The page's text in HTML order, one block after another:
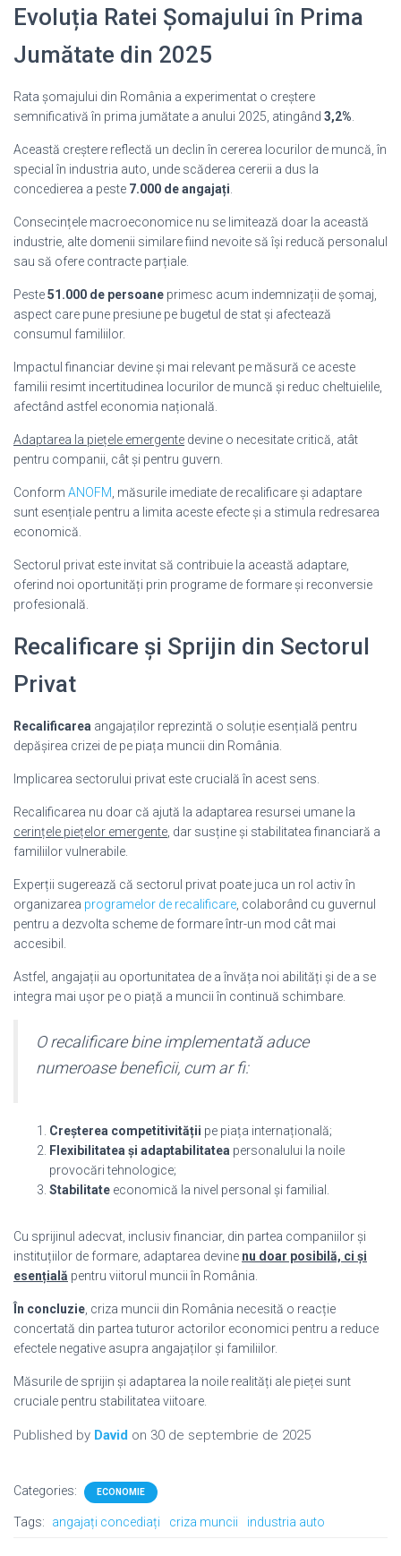
Evoluția Ratei Șomajului în Prima
Jumătate din 2025
Rata șomajului din România a experimentat o creștere
semnificativă în prima jumătate a anului 2025, atingând 3,2%
Această creștere reflectă un declin în cererea locurilor de muncă, în
special în industria auto, unde scăderea cererii a dus la
concedierea a peste 7.000 de angajați
Consecințele macroeconomice nu se limitează doar la această
industrie, alte domenii similare fiind nevoite să își reducă personalul
sau să ofere contracte parțiale.
Peste51.000 de persoane primesc acum indemnizații de șomaj,
aspect care pune presiune pe bugetul de stat și afectează
consumul familiilor.
Impactul financiar devine și mai relevant pe măsură ce aceste
familii resimt incertitudinea locurilor de muncă și reduc cheltuielile,
afectând astfel economia națională.
Adaptarea la piețele emergente devine o necesitate critică, atât
pentru companii, cât și pentru guvern.
Conform ANOFM , măsurile imediate de recalificare și adaptare
sunt esențiale pentru a limita aceste efecte și a stimula redresarea
economică.
Sectorul privat este invitat să contribuie la această adaptare,
oferind noi oportunități prin programe de formare și reconversie
profesională.
Recalificare și Sprijin din Sectorul
Privat
Recalificarea angajaților reprezintă o soluție esențială pentru
depășirea crizei de pe piața muncii din România.
Implicarea sectorului privat este crucială în acest sens.
Recalificarea nu doar că ajută la adaptarea resursei umane la
cerințele piețelor emergente , dar susține și stabilitatea financiară a
familiilor vulnerabile.
Experții sugerează că sectorul privat poate juca un rol activ în
organizarea programelor de recalificare , colaborând cu guvernul
pentru a dezvolta scheme de formare într-un mod cât mai
accesibil.
Astfel, angajații au oportunitatea de a învăța noi abilități și de a se
integra mai ușor pe o piață a muncii în continuă schimbare.
O recalificare bine implementată aduce
numeroase beneficii, cum ar fi:
Creșterea competitivității pe piața internațională;
Flexibilitatea și adaptabilitatea personalului la noile
provocări tehnologice;
Stabilitate economică la nivel personal și familial.
Cu sprijinul adecvat, inclusiv financiar, din partea companiilor și
instituțiilor de formare, adaptarea devine nu doar posibilă, ci și
esențială pentru viitorul muncii în România.
În concluzie , criza muncii din România necesită o reacție
concertată din partea tuturor actorilor economici pentru a reduce
efectele negative asupra angajaților și familiilor.
Măsurile de sprijin și adaptarea la noile realități ale pieței sunt
cruciale pentru stabilitatea viitoare.
Published by David on 30 de septembrie de 2025
Categories: ECONOMIE
Tags: angajați concediați criza muncii industria auto